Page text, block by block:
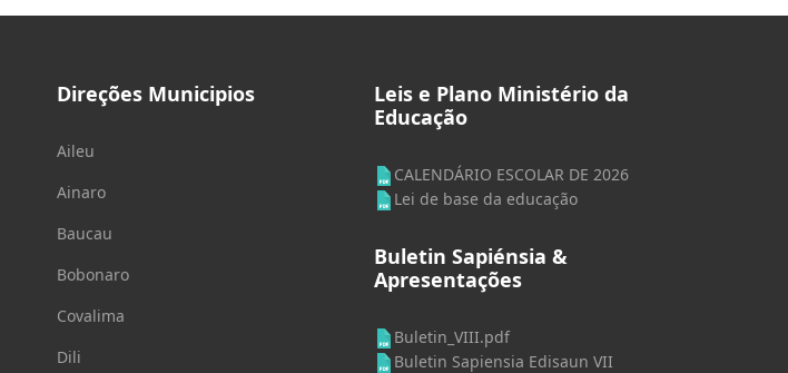
Direções Municipios
Aileu
Ainaro
Baucau
Bobonaro
Covalima
Dili
Leis e Plano Ministério da
Educação
CALENDÁRIO ESCOLAR DE 2026
Lei de base da educação
Buletin Sapiénsia &
Apresentações
Buletin_VIII.pdf
Buletin Sapiensia Edisaun VII